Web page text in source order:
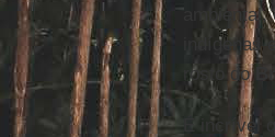
ambiental,
rosto do
É incrível